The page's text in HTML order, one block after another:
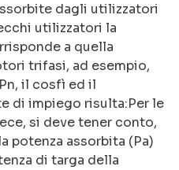
dagli utilizzatori
utilizzatori la
a quella
trifasi, ad esempio,
il cosfì ed il
di impiego risulta:Per le
si deve tener conto,
potenza assorbita (Pa)
di targa della